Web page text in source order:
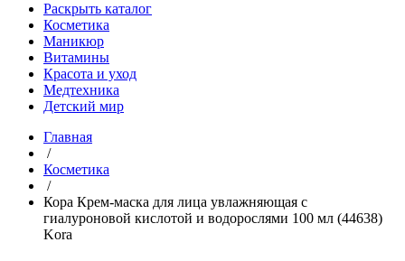
Раскрыть каталог
Косметика
Маникюр
Витамины
Красота и уход
Медтехника
Детский мир
Главная
/
Косметика
/
Кора Крем-маска для лица увлажняющая с
гиалуроновой кислотой и водорослями 100 мл (44638)
Kora